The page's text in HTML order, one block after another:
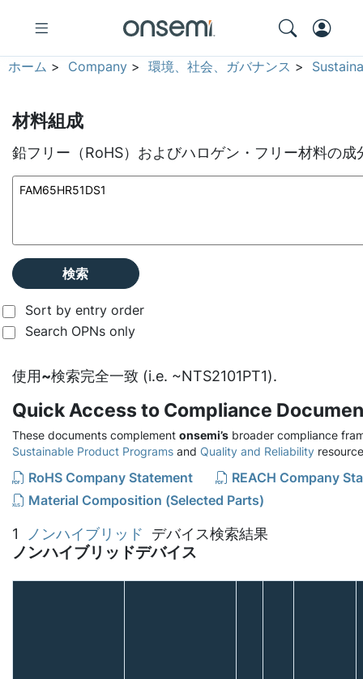
ホーム > Company >環境、社会、ガバナンス >
材料組成
鉛フリー（RoHS）およびハロゲン・フリー材料の成
検索
Sort by entry order
Search OPNs only
使用~検索完全一致 (i.e. ~NTS2101PT1).
Quick Access to Compliance
These documents complement onsemi’s broader compliance
Sustainable Product Programs and Quality and Reliability
RoHS Company Statement
REACH Company
Material Composition (Selected Parts)
1 ノンハイブリッド デバイス検索結果
ノンハイブリッドデバイス